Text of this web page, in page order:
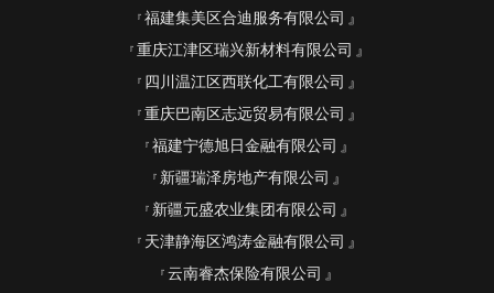
福建集美区合迪服务有限公司
重庆江津区瑞兴新材料有限公司
四川温江区西联化工有限公司
重庆巴南区志远贸易有限公司
福建宁德旭日金融有限公司
新疆瑞泽房地产有限公司
新疆元盛农业集团有限公司
天津静海区鸿涛金融有限公司
云南睿杰保险有限公司